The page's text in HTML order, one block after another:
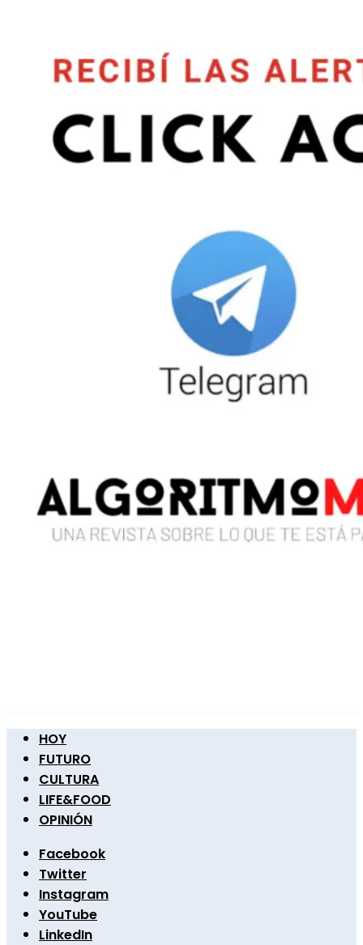
HOY
FUTURO
CULTURA
LIFE&FOOD
OPINIÓN
Facebook
Twitter
Instagram
YouTube
LinkedIn